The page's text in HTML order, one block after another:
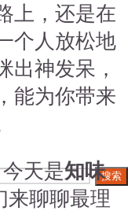
搜索
上，还是在
个人放松地
出神发呆，
能为你带来
天是知味
来聊聊最理